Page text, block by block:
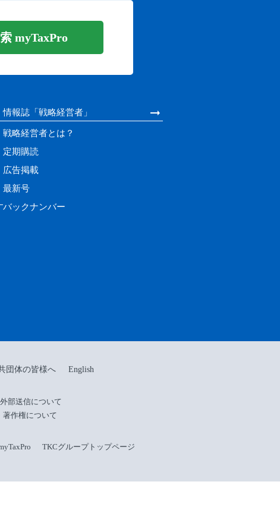
myTaxPro
情報誌「戦略経営者」
戦略経営者とは？
定期購読
広告掲載
最新号
バックナンバー
団体の皆様へ English
部送信について
著作権について
TKCグループトップページ